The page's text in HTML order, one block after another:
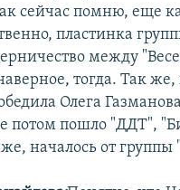
сейчас помню, еще
пластинка
между
тогда. Так
Олега
потом пошло "ДДТ",
началось от группы